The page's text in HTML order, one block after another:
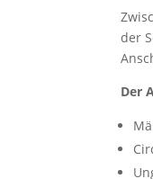
der
Der